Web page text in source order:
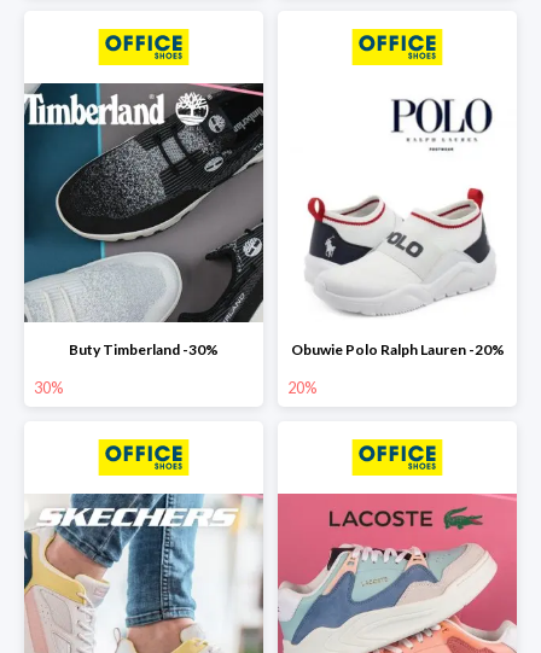
Buty Timberland -30%
30%
Obuwie Polo Ralph Lauren -20%
20%